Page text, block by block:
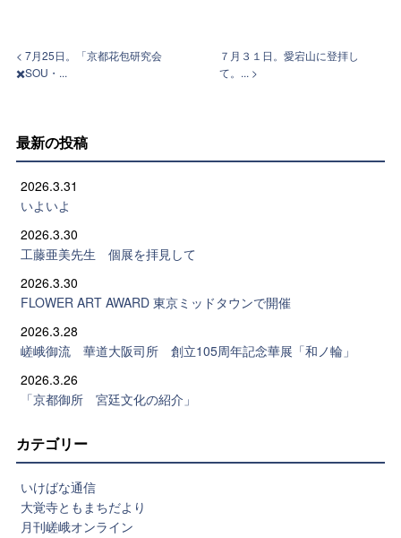
< 7月25日。「京都花包研究会
✖️SOU・...
７月３１日。愛宕山に登拝し
て。... >
最新の投稿
2026.3.31
いよいよ
2026.3.30
工藤亜美先生 個展を拝見して
2026.3.30
FLOWER ART AWARD 東京ミッドタウンで開催
2026.3.28
嵯峨御流 華道大阪司所 創立105周年記念華展「和ノ輪」
2026.3.26
「京都御所 宮廷文化の紹介」
カテゴリー
いけばな通信
大覚寺ともまちだより
月刊嵯峨オンライン